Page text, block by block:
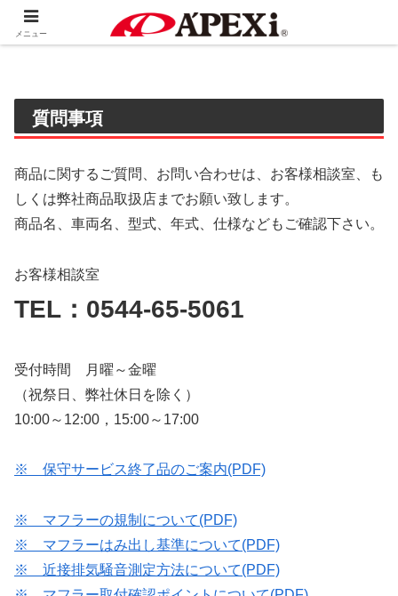
その他
質問事項
商品に関するご質問、お問い合わせは、お客様相談室、も
しくは弊社商品取扱店までお願い致します。
商品名、車両名、型式、年式、仕様などもご確認下さい。
お客様相談室
TEL：0544-65-5061
受付時間 月曜～金曜
（祝祭日、弊社休日を除く）
10:00～12:00，15:00～17:00
※ 保守サービス終了品のご案内(PDF)
※ マフラーの規制について(PDF)
※ マフラーはみ出し基準について(PDF)
※ 近接排気騒音測定方法について(PDF)
メニュー